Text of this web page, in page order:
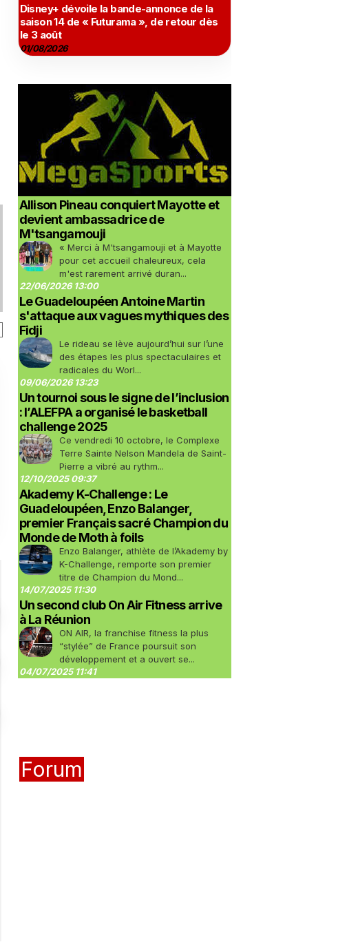
Disney+ dévoile la bande-annonce de la
saison 14 de « Futurama », de retour dès
le 3 août
01/08/2026
Allison Pineau conquiert Mayotte et
devient ambassadrice de
M'tsangamouji
« Merci à M'tsangamouji et à Mayotte
pour cet accueil chaleureux, cela
m'est rarement arrivé duran...
22/06/2026 13:00
Le Guadeloupéen Antoine Martin
s'attaque aux vagues mythiques des
Fidji
Le rideau se lève aujourd’hui sur l’une
des étapes les plus spectaculaires et
radicales du Worl...
09/06/2026 13:23
Un tournoi sous le signe de l’inclusion
: l’ALEFPA a organisé le basketball
challenge 2025
Ce vendredi 10 octobre, le Complexe
Terre Sainte Nelson Mandela de Saint-
Pierre a vibré au rythm...
12/10/2025 09:37
Akademy K-Challenge : Le
Guadeloupéen, Enzo Balanger,
premier Français sacré Champion du
Monde de Moth à foils
Enzo Balanger, athlète de l’Akademy by
K-Challenge, remporte son premier
titre de Champion du Mond...
14/07/2025 11:30
Un second club On Air Fitness arrive
à La Réunion
ON AIR, la franchise fitness la plus
“stylée” de France poursuit son
développement et a ouvert se...
04/07/2025 11:41
Forum